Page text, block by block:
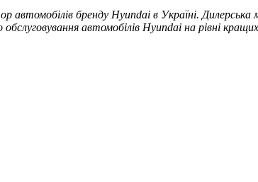
автомобілів бренду Hyundai в Україні.
автомобілів Hyundai на рівні